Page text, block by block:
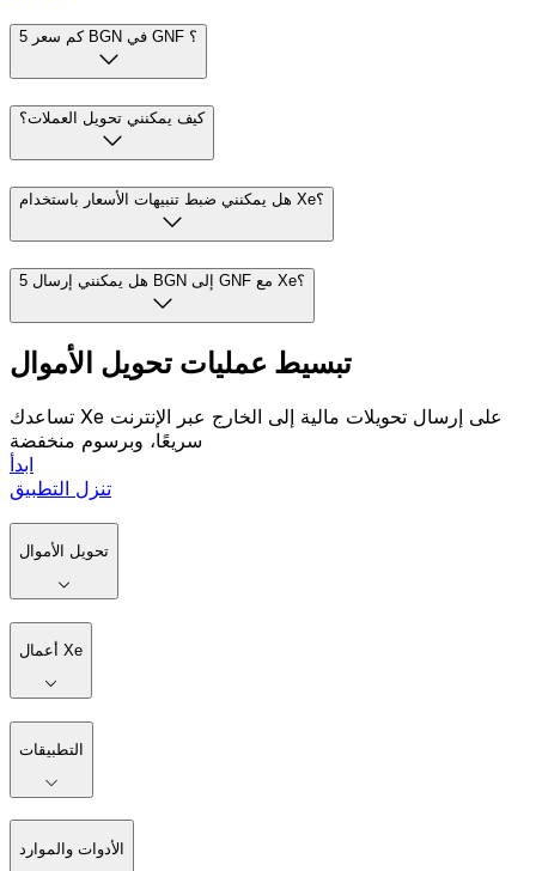
كم سعر 5 BGN في GNF ؟
كيف يمكنني تحويل العملات؟
هل يمكنني ضبط تنبيهات الأسعار باستخدام Xe؟
هل يمكنني إرسال 5 BGN إلى GNF مع Xe؟
تبسيط عمليات تحويل الأموال
تساعدك Xe على إرسال تحويلات مالية إلى الخارج عبر الإنترنت
سريعًا، وبرسوم منخفضة
ابدأ
تنزل التطبيق
تحويل الأموال
أعمال Xe
التطبيقات
الأدوات والموارد